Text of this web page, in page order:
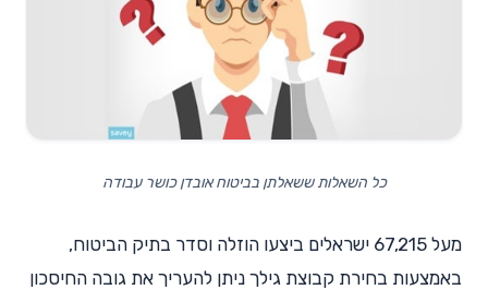
כל השאלות ששאלתן בביטוח אובדן כושר עבודה
מעל 67,215 ישראלים ביצעו הוזלה וסדר בתיק הביטוח,
באמצעות בחירת קבוצת גילך ניתן להעריך את גובה החיסכון